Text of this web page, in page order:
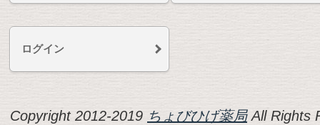
ログイン
Copyright 2012-2019 ちょびひげ薬局All Rights